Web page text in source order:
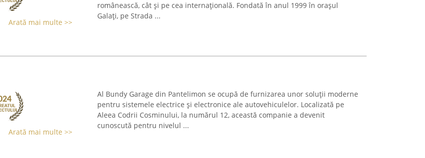
Arată mai multe >>
românească, cât și pe cea internațională. Fondată în anul 1999 în orașul
Galați, pe Strada ...
Arată mai multe >>
Al Bundy Garage din Pantelimon se ocupă de furnizarea unor soluții moderne
pentru sistemele electrice și electronice ale autovehiculelor. Localizată pe
Aleea Codrii Cosminului, la numărul 12, această companie a devenit
cunoscută pentru nivelul ...